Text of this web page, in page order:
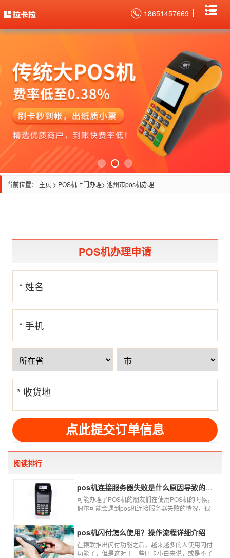
18651457669
当前位置： 主页 > POS机上门办理> 池州市pos机办理
POS机办理申请
* 姓名
* 手机
号
* 收货地
址
阅读排行
pos机连接服务器失败是什么原因导致的？附解决办法
可能办理了POS机的朋友们在使用POS机的时候，
偶尔可能会遇到pos机连接服务器失败的情况，很
失败是什么原因导致的？以及出现这种情况又该如
何解决。
pos机闪付怎么使用？操作流程详细介绍
在银联推出闪付功能之后，越来越多的人使用闪付
功能了，但是这对于一些刷卡小白来说，或是不了